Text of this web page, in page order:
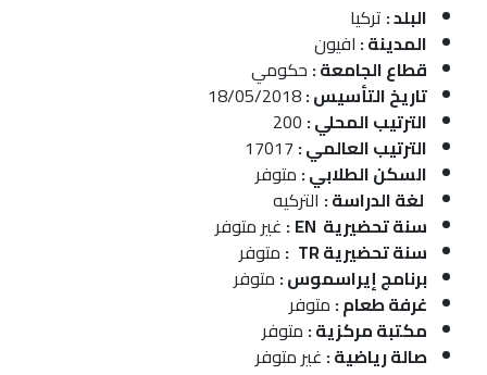
البلد : تركيا
المدينة : افيون
قطاع الجامعة : حكومي
تاريخ التأسيس :
الترتيب المحلي :
الترتيب العالمي :
السكن الطلابي : متوفر
لغة الدراسة : التركيه
سنة تحضيرية EN
: غير متوفر
سنة تحضيرية TR
: متوفر
برنامج إيراسموس : متوفر
غرفة طعام : متوفر
مكتبة مركزية : متوفر
صالة رياضية : غير متوفر